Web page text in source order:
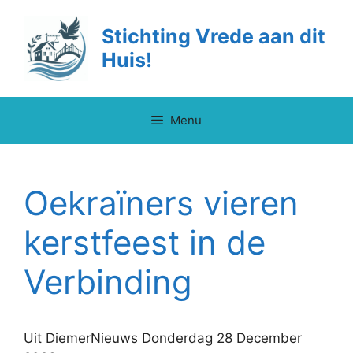
inhoud
Stichting Vrede aan dit
Huis!
Menu
Oekraïners vieren
kerstfeest in de
Verbinding
Uit DiemerNieuws Donderdag 28 December